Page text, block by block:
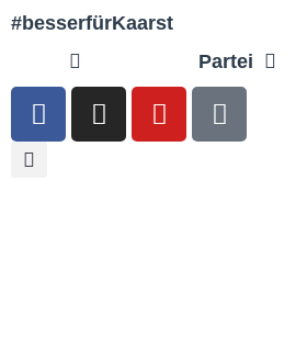
#besserfürKaarst
Partei